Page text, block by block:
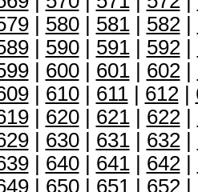
| 580| 581| 582|
| 590| 591| 592|
| 600| 601| 602|
| 610| 611| 612|
| 620| 621| 622|
| 630| 631| 632|
| 640| 641| 642|
| 650| 651| 652|